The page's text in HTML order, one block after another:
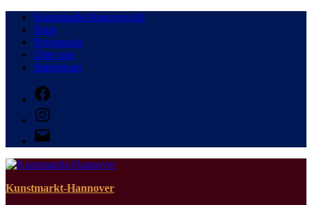
Skip
content
Kunstmarkt-Hannover.de
Shop
Pressenotiz
Über uns
Impressum
Facebook
Instagram
E-
Mail
Kunstmarkt-Hannover